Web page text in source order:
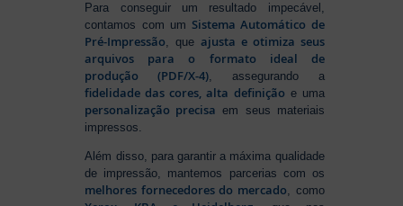
Para conseguir um resultado impecável,
contamos com um Sistema Automático de
Pré-Impressão, queajusta e otimiza seus
arquivos para o formato ideal de
produção (PDF/X-4), assegurando a
fidelidade das cores, alta definição e uma
personalização precisa em seus materiais
impressos.
Além disso, para garantir a máxima qualidade
de impressão, mantemos parcerias com os
melhores fornecedores do mercado, como